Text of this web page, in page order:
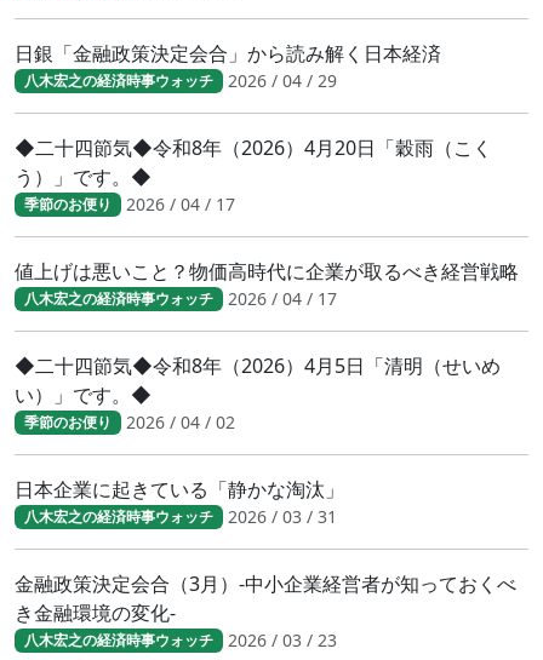
日銀「金融政策決定会合」から読み解く日本経済
八木宏之の経済時事ウォッチ 2026 / 04 / 29
◆二十四節気◆令和8年（2026）4月20日「穀雨（こく
う）」です。◆
季節のお便り 2026 / 04 / 17
値上げは悪いこと？物価高時代に企業が取るべき経営戦略
八木宏之の経済時事ウォッチ 2026 / 04 / 17
◆二十四節気◆令和8年（2026）4月5日「清明（せいめ
い）」です。◆
季節のお便り 2026 / 04 / 02
日本企業に起きている「静かな淘汰」
八木宏之の経済時事ウォッチ 2026 / 03 / 31
金融政策決定会合（3月）-中小企業経営者が知っておくべ
き金融環境の変化-
八木宏之の経済時事ウォッチ 2026 / 03 / 23